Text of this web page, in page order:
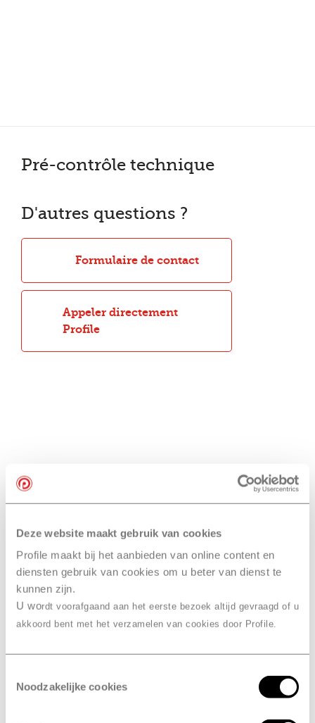
Deze website maakt gebruik van cookies
Profile maakt bij het aanbieden van online content en
diensten gebruik van cookies om u beter van dienst te
kunnen zijn.
U wordt voorafgaand aan het eerste bezoek altijd gevraagd of u
akkoord bent met het verzamelen van cookies door Profile.
Noodzakelijke cookies
Pré-contrôle technique
D'autres questions ?
Formulaire de contact
Appeler directement
Profile
Bulletin d'information